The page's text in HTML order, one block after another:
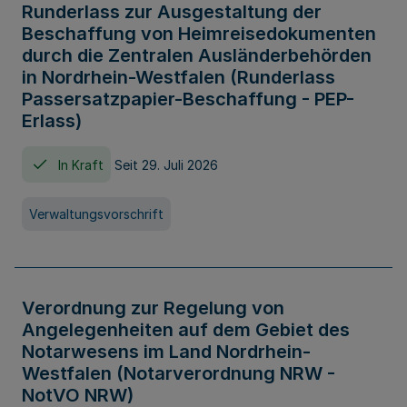
Runderlass zur Ausgestaltung der
Beschaffung von Heimreisedokumenten
durch die Zentralen Ausländerbehörden
in Nordrhein-Westfalen (Runderlass
Passersatzpapier-Beschaffung - PEP-
Erlass)
In Kraft Seit 29. Juli 2026
Verwaltungsvorschrift
Verordnung zur Regelung von
Angelegenheiten auf dem Gebiet des
Notarwesens im Land Nordrhein-
Westfalen (Notarverordnung NRW -
NotVO NRW)